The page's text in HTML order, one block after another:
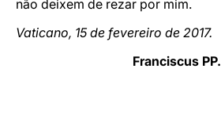
não deixem de rezar por mim.
Vaticano, 15 de fevereiro de 2017.
Franciscus PP.